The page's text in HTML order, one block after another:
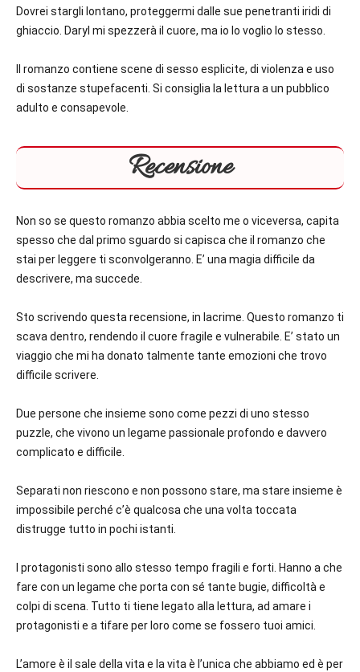
Dovrei stargli lontano, proteggermi dalle sue penetranti iridi di
ghiaccio. Daryl mi spezzerà il cuore, ma io lo voglio lo stesso.
Il romanzo contiene scene di sesso esplicite, di violenza e uso
di sostanze stupefacenti. Si consiglia la lettura a un pubblico
adulto e consapevole.
Recensione
Non so se questo romanzo abbia scelto me o viceversa, capita
spesso che dal primo sguardo si capisca che il romanzo che
stai per leggere ti sconvolgeranno. E’ una magia difficile da
descrivere, ma succede.
Sto scrivendo questa recensione, in lacrime. Questo romanzo ti
scava dentro, rendendo il cuore fragile e vulnerabile. E’ stato un
viaggio che mi ha donato talmente tante emozioni che trovo
difficile scrivere.
Due persone che insieme sono come pezzi di uno stesso
puzzle, che vivono un legame passionale profondo e davvero
complicato e difficile.
Separati non riescono e non possono stare, ma stare insieme è
impossibile perché c’è qualcosa che una volta toccata
distrugge tutto in pochi istanti.
I protagonisti sono allo stesso tempo fragili e forti. Hanno a che
fare con un legame che porta con sé tante bugie, difficoltà e
colpi di scena. Tutto ti tiene legato alla lettura, ad amare i
protagonisti e a tifare per loro come se fossero tuoi amici.
L’amore è il sale della vita e la vita è l’unica che abbiamo ed è per